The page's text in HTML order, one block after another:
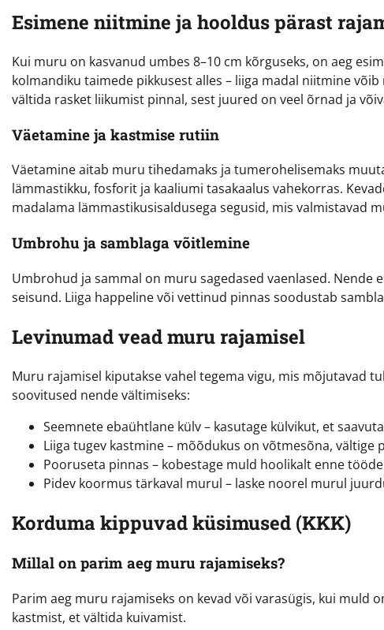
Esimene niitmine ja hooldus pärast
Kui muru on kasvanud umbes 8–10 cm kõrguseks, on aeg
kolmandiku taimede pikkusest alles – liiga madal niitmine
vältida rasket liikumist pinnal, sest juured on veel õrnad ja
Väetamine ja kastmise rutiin
Väetamine aitab muru tihedamaks ja tumerohelisemaks
lämmastikku, fosforit ja kaaliumi tasakaalus vahekorras.
madalama lämmastikusisaldusega segusid, mis valmistavad
Umbrohu ja samblaga võitlemine
Umbrohud ja sammal on muru sagedased vaenlased.
seisund. Liiga happeline või vettinud pinnas soodustab
Levinumad vead muru rajamisel
Muru rajamisel kiputakse vahel tegema vigu, mis mõjutavad
soovitused nende vältimiseks:
Seemnete ebaühtlane külv – kasutage külvikut, et
Liiga tugev kastmine – mõõdukus on võtmesõna, vältige
Pooruseta pinnas – kobestage muld hoolikalt enne
Pidev koormus tärkaval murul – laske noorel murul
Korduma kippuvad küsimused (KKK)
Millal on parim aeg muru rajamiseks?
Parim aeg muru rajamiseks on kevad või varasügis, kui muld
kastmist, et vältida kuivamist.